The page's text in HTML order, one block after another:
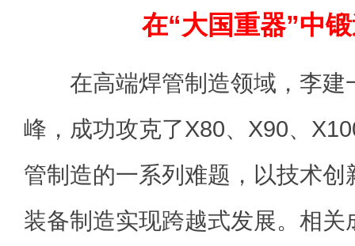
在“大国重器”中
在高端焊管制造领域，李建
峰，成功攻克了X80、X90、
管制造的一系列难题，以技术
装备制造实现跨越式发展。相